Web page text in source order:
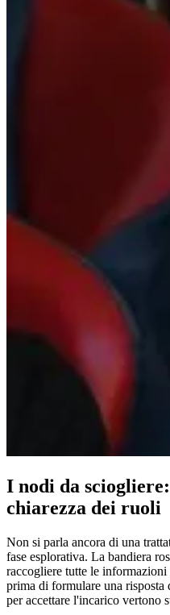
I nodi da
chiarezza dei ruoli
Non si parla ancora di una
fase esplorativa. La bandiera
raccogliere tutte le informazioni
prima di formulare una
per accettare l'incarico vertono